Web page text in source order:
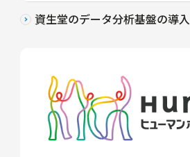
資生堂のデータ分析基盤の導入